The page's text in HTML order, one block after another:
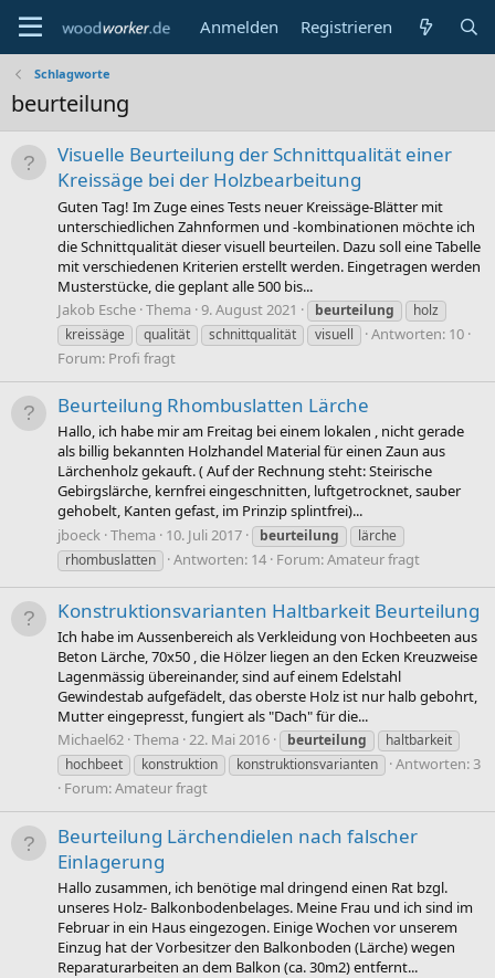
Anmelden Registrieren
Schlagworte
beurteilung
Visuelle Beurteilung der Schnittqualität einer
Kreissäge bei der Holzbearbeitung
Guten Tag! Im Zuge eines Tests neuer Kreissäge-Blätter mit
unterschiedlichen Zahnformen und -kombinationen möchte ich
die Schnittqualität dieser visuell beurteilen. Dazu soll eine Tabelle
mit verschiedenen Kriterien erstellt werden. Eingetragen werden
Musterstücke, die geplant alle 500 bis...
Jakob Esche Thema 9. August 2021 beurteilung
holz
kreissäge
qualität schnittqualität visuell
Antworten: 10
Forum: Profi fragt
Beurteilung Rhombuslatten Lärche
Hallo, ich habe mir am Freitag bei einem lokalen , nicht gerade
als billig bekannten Holzhandel Material für einen Zaun aus
Lärchenholz gekauft. ( Auf der Rechnung steht: Steirische
Gebirgslärche, kernfrei eingeschnitten, luftgetrocknet, sauber
gehobelt, Kanten gefast, im Prinzip splintfrei)...
jboeck Thema 10. Juli 2017 beurteilung
lärche
rhombuslatten
Antworten: 14 Forum:Amateur fragt
Konstruktionsvarianten Haltbarkeit Beurteilung
Ich habe im Aussenbereich als Verkleidung von Hochbeeten aus
Beton Lärche, 70x50 , die Hölzer liegen an den Ecken Kreuzweise
Lagenmässig übereinander, sind auf einem Edelstahl
Gewindestab aufgefädelt, das oberste Holz ist nur halb gebohrt,
Mutter eingepresst, fungiert als "Dach" für die...
Michael62 Thema 22. Mai 2016 beurteilung
haltbarkeit
hochbeet
konstruktion konstruktionsvarianten
Antworten: 3
Forum:Amateur fragt
Beurteilung Lärchendielen nach falscher
Einlagerung
Hallo zusammen, ich benötige mal dringend einen Rat bzgl.
unseres Holz- Balkonbodenbelages. Meine Frau und ich sind im
Februar in ein Haus eingezogen. Einige Wochen vor unserem
Einzug hat der Vorbesitzer den Balkonboden (Lärche) wegen
Reparaturarbeiten an dem Balkon (ca. 30m2) entfernt...